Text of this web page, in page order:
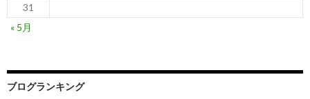
31
« 5月
ブログランキング